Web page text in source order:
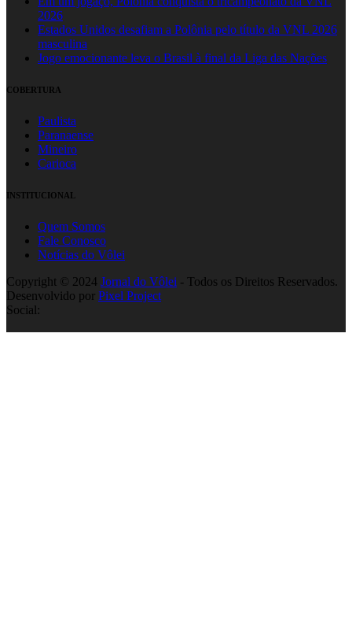
2026
Estados Unidos desafiam a Polônia pelo título da VNL 2026
masculina
Jogo emocionante leva o Brasil à final da Liga das Nações
COBERTURA
Paulista
Paranaense
Mineiro
Carioca
INSTITUCIONAL
Quem Somos
Fale Conosco
Notícias do Vôlei
Copyright © 2024 Jornal do Vôlei - Todos os Direitos Reservados.
Desenvolvido por Pixel Project
Social: